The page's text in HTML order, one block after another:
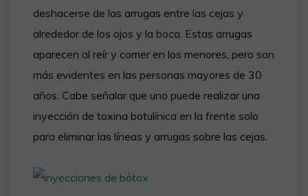
deshacerse de las arrugas entre las cejas y
alrededor de los ojos y la boca. Estas arrugas
aparecen al reír y comer en los menores, pero son
más evidentes en las personas mayores de 30
años. Cabe señalar que uno puede realizar una
inyección de toxina botulínica en la frente solo
para eliminar las líneas y arrugas sobre las cejas.